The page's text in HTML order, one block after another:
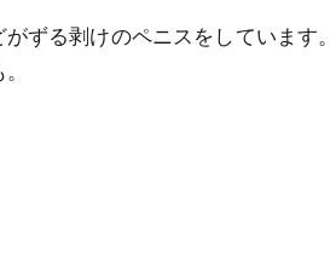
ずる剥けのペニスをしています。